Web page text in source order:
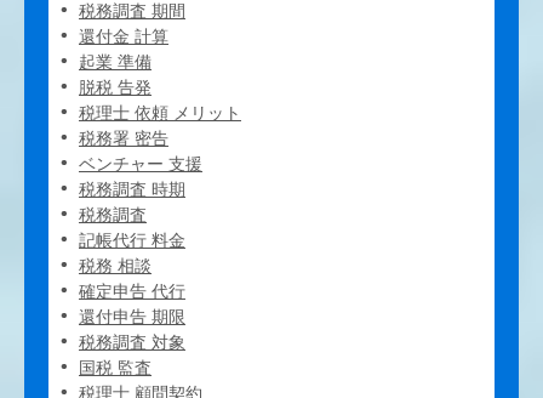
税務調査 期間
還付金 計算
起業 準備
脱税 告発
税理士 依頼 メリット
税務署 密告
ベンチャー 支援
税務調査 時期
税務調査
記帳代行 料金
税務 相談
確定申告 代行
還付申告 期限
税務調査 対象
国税 監査
税理士 顧問契約